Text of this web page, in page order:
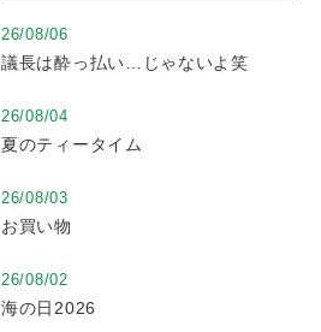
26/08/06
議長は酔っ払い…じゃないよ笑
26/08/04
夏のティータイム
26/08/03
お買い物
26/08/02
海の日2026